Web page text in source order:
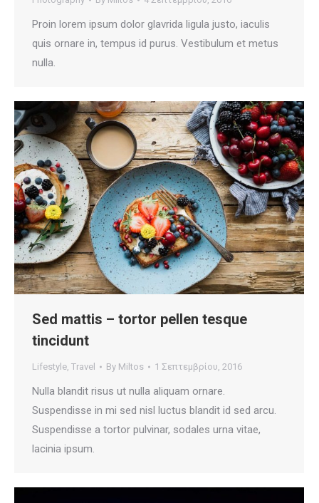
Proin lorem ipsum dolor glavrida ligula justo, iaculis
quis ornare in, tempus id purus. Vestibulum et metus
nulla.
Sed mattis – tortor pellen tesque
tincidunt
Lifestyle, Travel By Miltos 1 Σεπτεμβρίου, 2016
Nulla blandit risus ut nulla aliquam ornare.
Suspendisse in mi sed nisl luctus blandit id sed arcu.
Suspendisse a tortor pulvinar, sodales urna vitae,
lacinia ipsum.